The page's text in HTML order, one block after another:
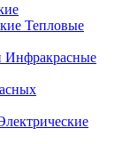
Тепловые
Инфракрасные